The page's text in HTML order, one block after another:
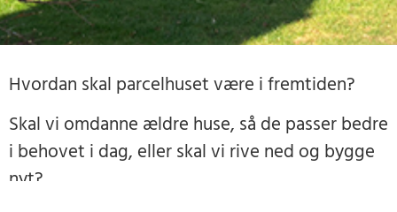
Hvordan skal parcelhuset være i fremtiden?
Skal vi omdanne ældre huse, så de passer bedre
i behovet i dag, eller skal vi rive ned og bygge
nyt?